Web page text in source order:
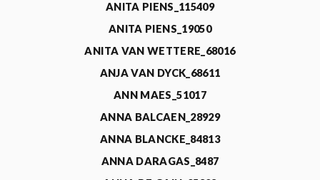
ANITA PIENS_115409
ANITA PIENS_19050
ANITA VAN WETTERE_68016
ANJA VAN DYCK_68611
ANN MAES_51017
ANNA BALCAEN_28929
ANNA BLANCKE_84813
ANNA DARAGAS_8487